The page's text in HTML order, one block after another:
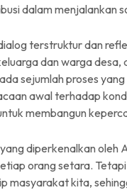
dalam menjalankan
terstruktur dan
dan warga desa,
sejumlah proses
awal terhadap
membangun
diperkenalkan oleh
orang setara.
masyarakat kita,